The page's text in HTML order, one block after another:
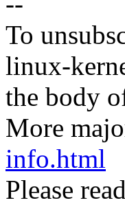
To
linux-
the body
More
info.html
Please